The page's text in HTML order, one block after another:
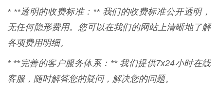
* **透明的收费标准：** 我们的收费标准公开透明，
无任何隐形费用。您可以在我们的网站上清晰地了解
各项费用明细。
* **完善的客户服务体系：** 我们提供7x24小时在线
客服，随时解答您的疑问，解决您的问题。